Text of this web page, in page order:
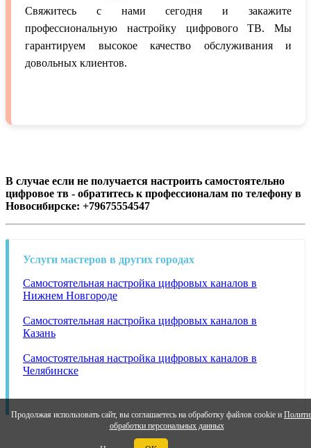
Продолжая использовать сайт, вы соглашаетесь на обработку файлов cookie и
обработки персональных данных
Свяжитесь с нами сегодня и закажите
профессиональную настройку цифрового ТВ. Мы
гарантируем высокое качество обслуживания и
довольных клиентов.
В случае если не получается настроить самостоятельно
цифровое тв - обратитесь к профессионалам по телефону в
Новосибирске: +79675554547
Услуги мастеров в других городах
Самостоятельная настройка цифровых каналов в
Нижнем Новгороде
Самостоятельная настройка цифровых каналов в
Казань
Самостоятельная настройка цифровых каналов в
Челябинске